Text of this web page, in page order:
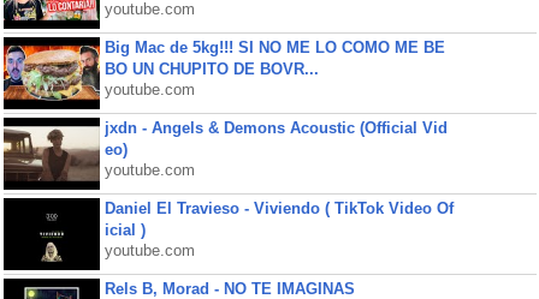
youtube.com
Big Mac de 5kg!!! SI NO ME LO COMO ME BE
BO UN CHUPITO DE BOVR...
youtube.com
jxdn - Angels & Demons Acoustic (Official Vid
eo)
youtube.com
Daniel El Travieso - Viviendo ( TikTok Video Of
icial )
youtube.com
Rels B, Morad - NO TE IMAGINAS